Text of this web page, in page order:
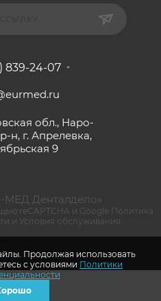
839-24-07
обл., Наро-
н, г. Апрелевка,
9
МЕД Денталдепо»
reCAPTCHA и Google Политика
и Условия обслуживания
Продолжая использовать
с условиями Политики